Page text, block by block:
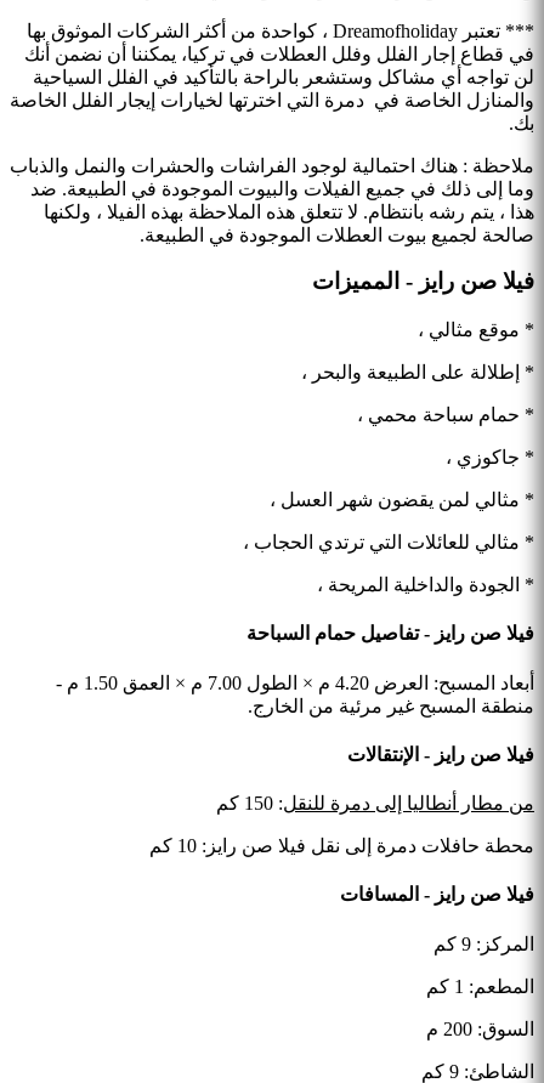
*** تعتبر Dreamofholiday ، كواحدة من أكثر الشركات الموثوق بها
في قطاع إجار الفلل وفلل العطلات في تركيا، يمكننا أن نضمن أنك
لن تواجه أي مشاكل وستشعر بالراحة بالتأكيد في الفلل السياحية
والمنازل الخاصة في دمرة التي اخترتها لخيارات إيجار الفلل الخاصة
بك.
ملاحظة : هناك احتمالية لوجود الفراشات والحشرات والنمل والذباب
وما إلى ذلك في جميع الفيلات والبيوت الموجودة في الطبيعة. ضد
هذا ، يتم رشه بانتظام. لا تتعلق هذه الملاحظة بهذه الفيلا ، ولكنها
صالحة لجميع بيوت العطلات الموجودة في الطبيعة.
فيلا صن رايز - المميزات
* موقع مثالي ،
* إطلالة على الطبيعة والبحر ،
* حمام سباحة محمي ،
* جاكوزي ،
* مثالي لمن يقضون شهر العسل ،
* مثالي للعائلات التي ترتدي الحجاب ،
* الجودة والداخلية المريحة ،
فيلا صن رايز - تفاصيل حمام السباحة
أبعاد المسبح: العرض 4.20 م × الطول 7.00 م × العمق 1.50 م -
منطقة المسبح غير مرئية من الخارج.
فيلا صن رايز - الإنتقالات
من مطار أنطاليا إلى دمرة للنقل: 150 كم
محطة حافلات دمرة إلى نقل فيلا صن رايز : 10 كم
فيلا صن رايز - المسافات
المركز: 9 كم
المطعم: 1 كم
السوق: 200 م
الشاطئ: 9 كم